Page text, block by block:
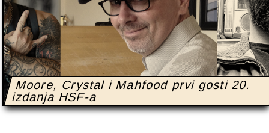
Moore, Crystal i Mahfood prvi gosti 20.
izdanja HSF-a